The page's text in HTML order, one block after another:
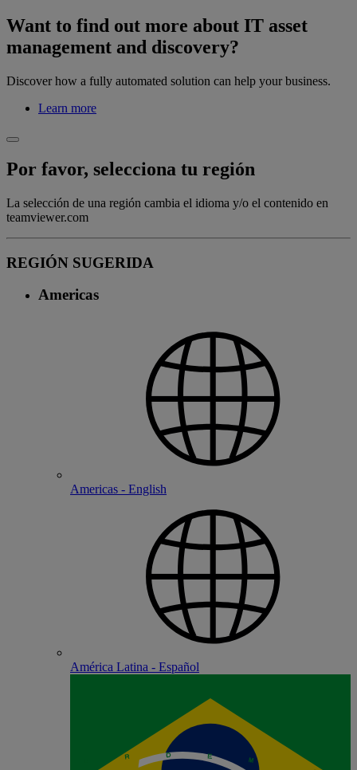
Want to find out more about IT asset
management and discovery?
Discover how a fully automated solution can help your business.
Learn more
Por favor, selecciona tu región
La selección de una región cambia el idioma y/o el contenido en
teamviewer.com
REGIÓN SUGERIDA
Americas
Americas - English
América Latina - Español